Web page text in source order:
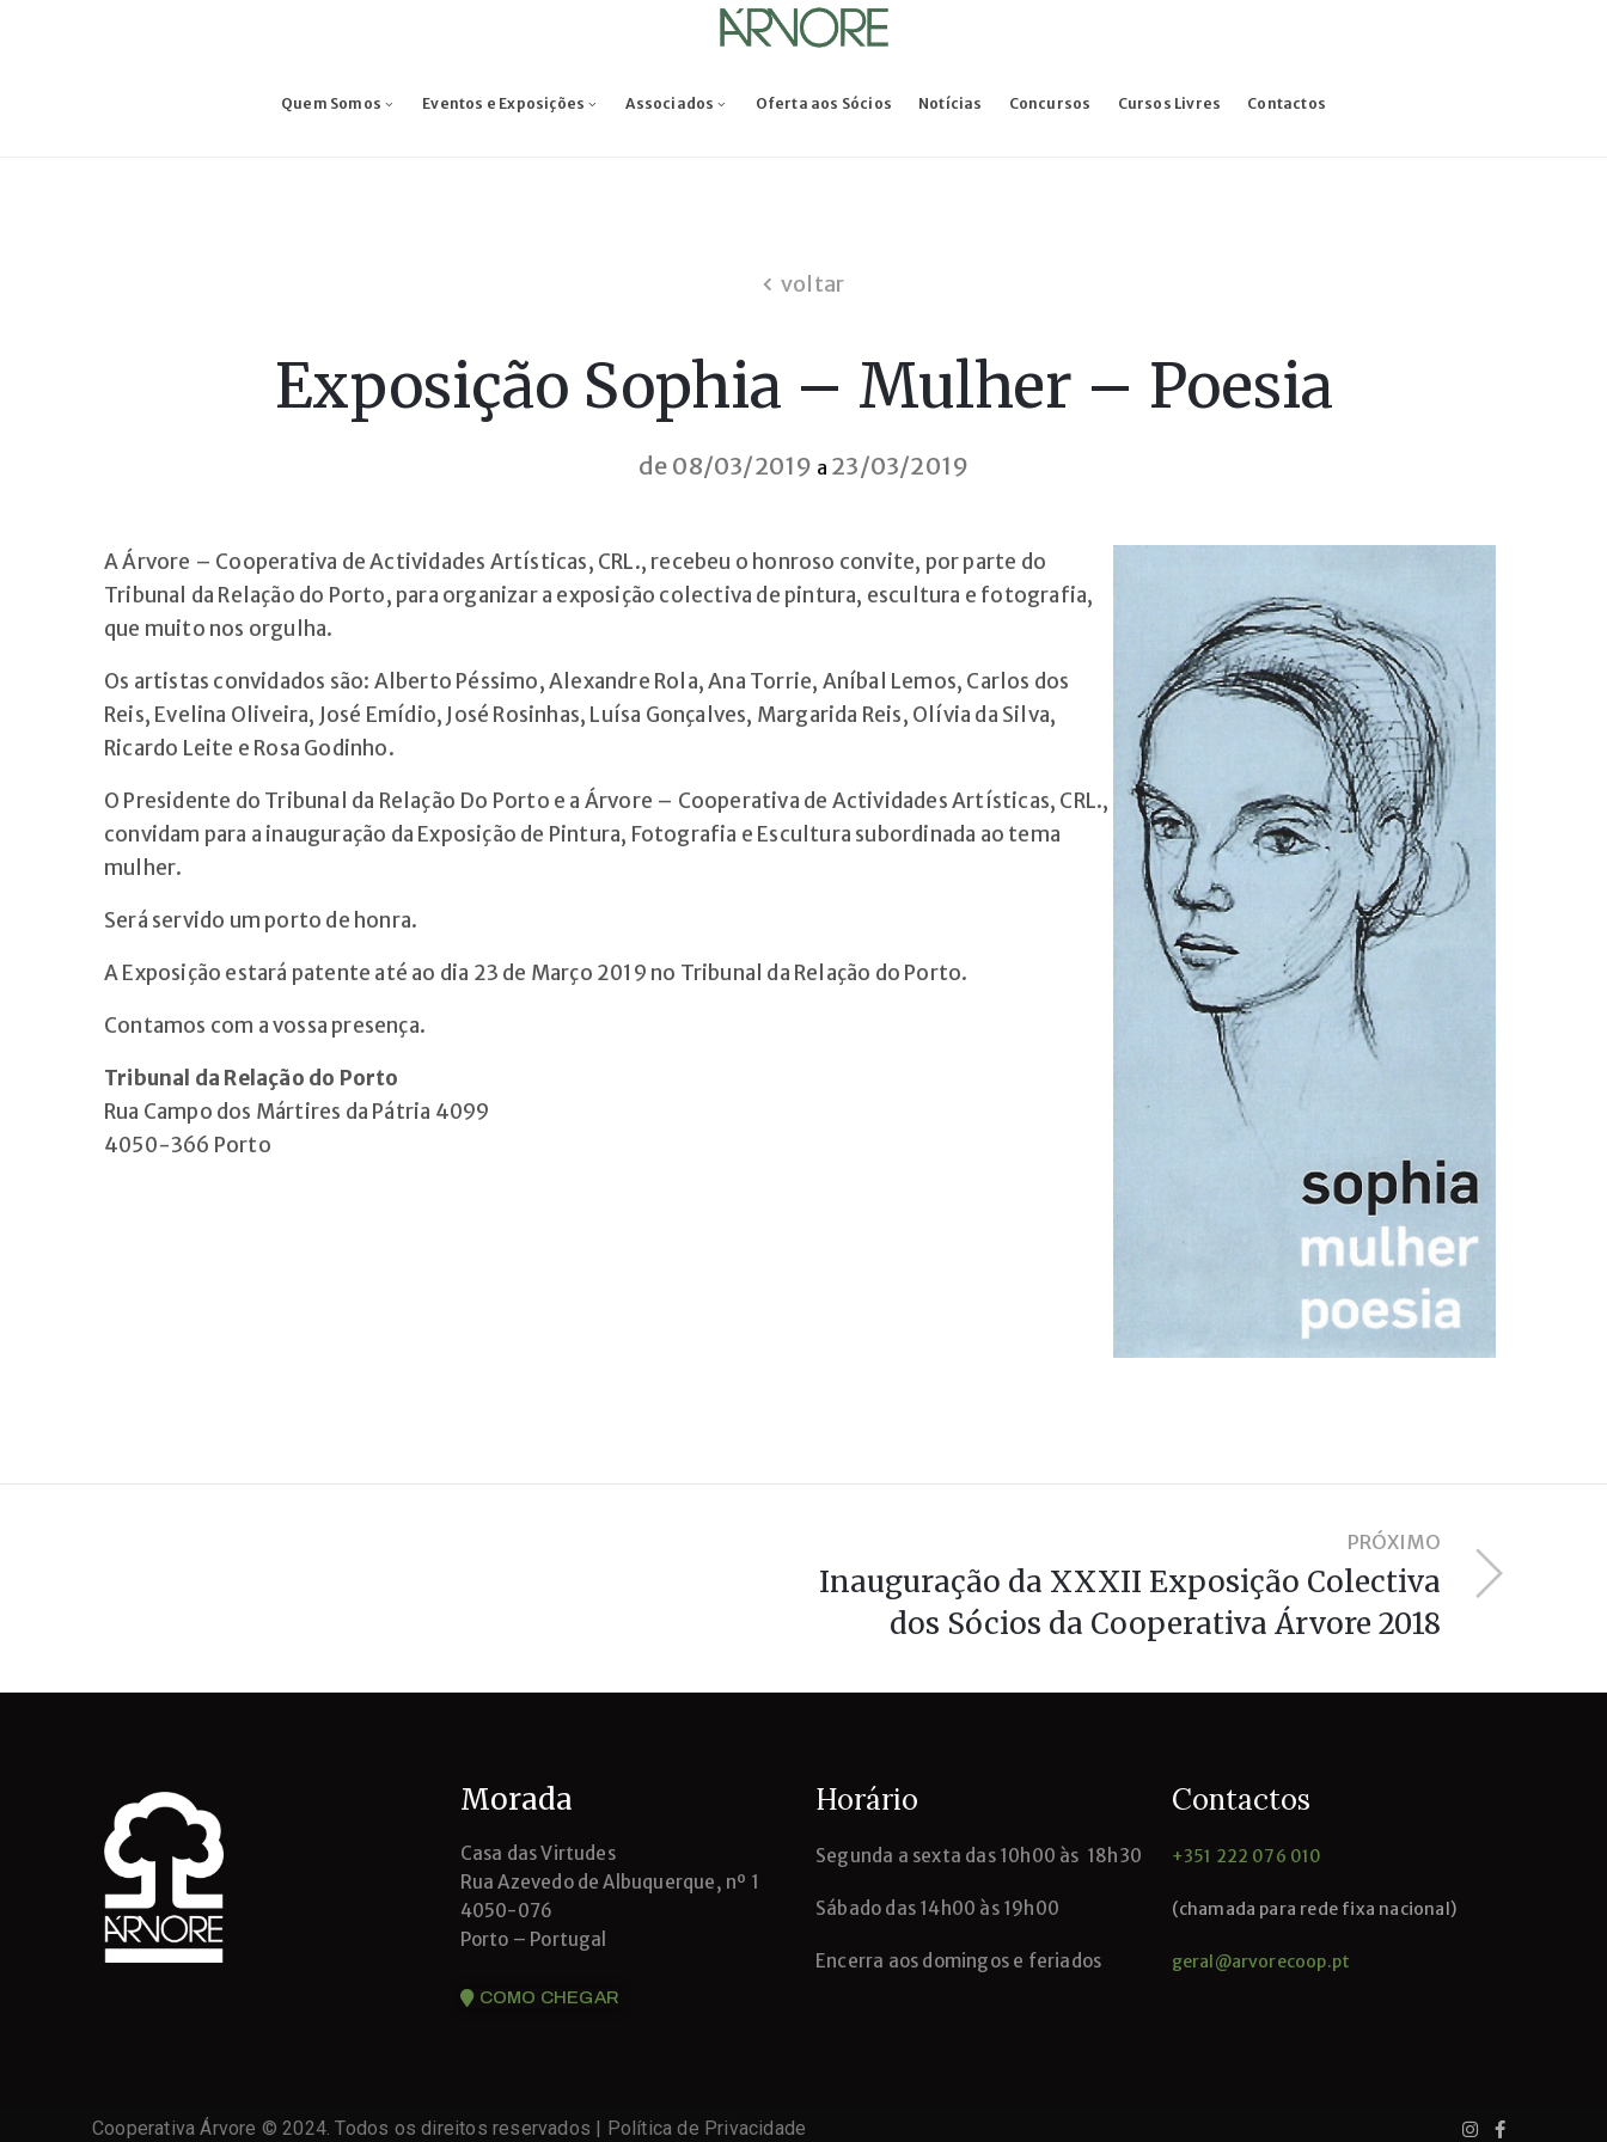
Quem Somos Eventos e Exposições Associados Oferta aos Sócios Notícias Concursos Cursos Livres Contactos
voltar
Exposição Sophia – Mulher – Poesia
de 08/03/2019 a 23/03/2019
A Árvore – Cooperativa de Actividades Artísticas, CRL., recebeu o honroso convite, por parte do
Tribunal da Relação do Porto, para organizar a exposição colectiva de pintura, escultura e fotografia,
que muito nos orgulha.
Os artistas convidados são: Alberto Péssimo, Alexandre Rola, Ana Torrie, Aníbal Lemos, Carlos dos
Reis, Evelina Oliveira, José Emídio, José Rosinhas, Luísa Gonçalves, Margarida Reis, Olívia da Silva,
Ricardo Leite e Rosa Godinho.
O Presidente do Tribunal da Relação Do Porto e a Árvore – Cooperativa de Actividades Artísticas, CRL.,
convidam para a inauguração da Exposição de Pintura, Fotografia e Escultura subordinada ao tema
mulher.
Será servido um porto de honra.
A Exposição estará patente até ao dia 23 de Março 2019 no Tribunal da Relação do Porto.
Contamos com a vossa presença.
Tribunal da Relação do Porto
Rua Campo dos Mártires da Pátria 4099
4050-366 Porto
PRÓXIMO
Inauguração da XXXII Exposição Colectiva
dos Sócios da Cooperativa Árvore 2018
Morada
Casa das Virtudes
Rua Azevedo de Albuquerque, nº 1
4050-076
Porto – Portugal
COMO CHEGAR
Horário
Segunda a sexta das 10h00 às 18h30
Sábado das 14h00 às 19h00
Encerra aos domingos e feriados
Contactos
+351 222 076 010
(chamada para rede fixa nacional)
geral@arvorecoop.pt
Cooperativa Árvore © 2024. Todos os direitos reservados | Política de Privacidade